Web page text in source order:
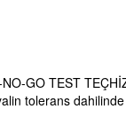
GO TEST
tolerans dahilinde